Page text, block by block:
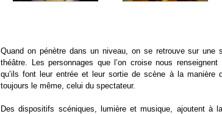
Quand on pénètre dans un niveau, on se retrouve sur une
théâtre. Les personnages que l’on croise nous
qu’ils font leur entrée et leur sortie de scène à la manière
toujours le même, celui du spectateur.
Des dispositifs scéniques, lumière et musique, ajoutent à